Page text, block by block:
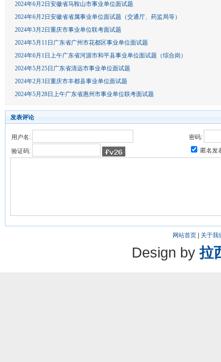
2024年6月2日安徽省马鞍山市事业单位面试题
2024年6月2日安徽省省属事业单位面试题（交通厅、药监局等）
2024年3月2日重庆市事业单位联考面试题
2024年5月11日广东省广州市花都区事业单位面试题
2024年6月1日上午广东省河源市和平县事业单位面试题（综合岗）
2024年5月25日广东省清远市事业单位面试题
2024年2月3日重庆市丰都县事业单位面试题
2024年5月28日上午广东省惠州市事业单位联考面试题
发表评论
用户名:
密码:
验证码:
匿名发
网站首页| 关于我
Design by拉